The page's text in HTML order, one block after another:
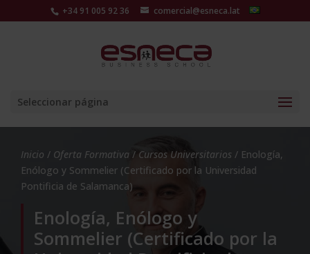
+34 91 005 92 36 comercial@esneca.lat
Seleccionar página
Inicio / Oferta Formativa / Cursos Universitarios / Enología,
Enólogo y Sommelier (Certificado por la Universidad
Pontificia de Salamanca)
Enología, Enólogo y
Sommelier (Certificado por la